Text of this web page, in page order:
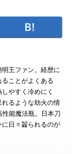
王ファン。経歴に
ことがよくある
やすく冷めにく
れるような劫火の情
能魔法瓶。日本刀
日々齧られるのが